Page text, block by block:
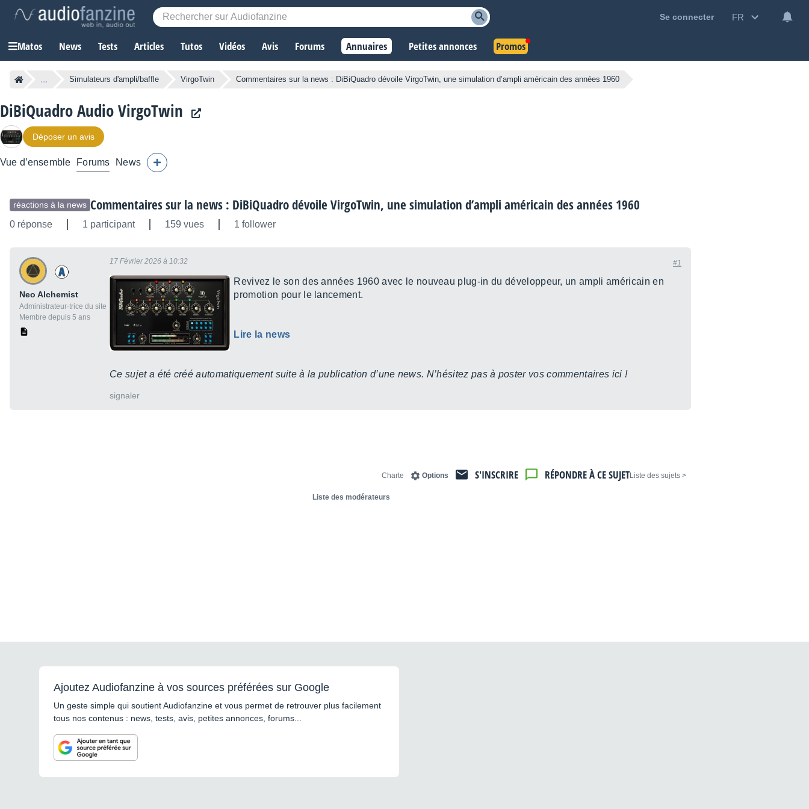
Se connecter FR
Matos News Tests Articles Tutos Vidéos Avis Forums Annuaires Petites annonces Promos
... Simulateurs d'ampli/baffle VirgoTwin Commentaires sur la news : DiBiQuadro dévoile VirgoTwin, une simulation d’ampli américain des années 1960
DiBiQuadro Audio VirgoTwin
Déposer un avis
Vue d’ensemble Forums News
réactions à la news Commentaires sur la news : DiBiQuadro dévoile VirgoTwin, une simulation d’ampli américain des années 1960
0 réponse 1 participant 159 vues 1 follower
Neo Alchemist
Administrateur·trice du site
Membre depuis 5 ans
17 Février 2026 à 10:32 #1
Revivez le son des années 1960 avec le nouveau plug-in du développeur, un ampli américain en
promotion pour le lancement.
Lire la news
Ce sujet a été créé automatiquement suite à la publication d’une news. N’hésitez pas à poster vos commentaires ici !
signaler
< Liste des sujets
RÉPONDRE À CE SUJET
S'INSCRIRE
Options
Charte
Liste des modérateurs
Ajoutez Audiofanzine à vos sources préférées sur Google
Un geste simple qui soutient Audiofanzine et vous permet de retrouver plus facilement
tous nos contenus : news, tests, avis, petites annonces, forums...